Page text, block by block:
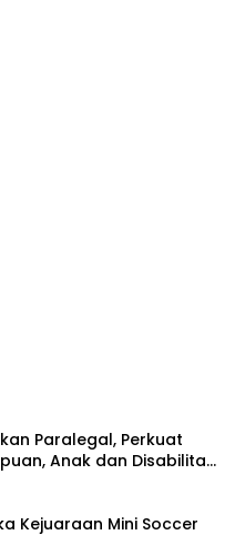
Paralegal, Perkuat
Anak dan Disabilitas
Kejuaraan Mini Soccer